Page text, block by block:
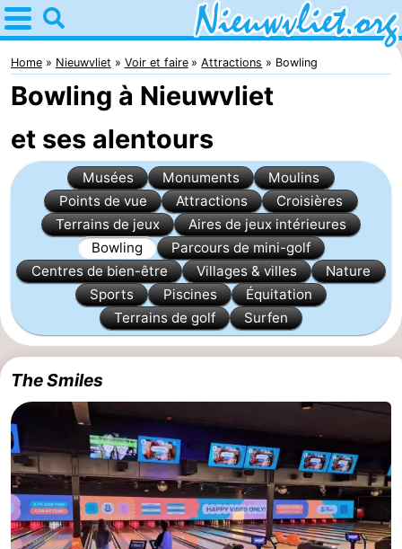
Home
Nieuwvliet
Astuces
Avec
les
enfants
Passer
nuit
Appartements
Campings
Chaumières
-
Bad
Meersee
-
Beach
Resort
Nieuwvliet-
-
De
Meulinge
-
EuroParcs
-
Home Nieuwvliet Voir et faire Attractions Bowling
Bowling à Nieuwvliet
et ses alentours
Musées Monuments
Moulins
Points de vue
Attractions
Croisières
Terrains de jeux
Aires de jeux intérieures
Bowling
Parcours de mini-golf
Centres de bien-être
Villages & villes
Nature
Sports
Piscines
Équitation
Terrains de golf
Surfen
The Smiles